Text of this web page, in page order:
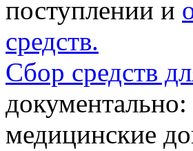
поступлении и
средств.
Сбор средств
медицинские